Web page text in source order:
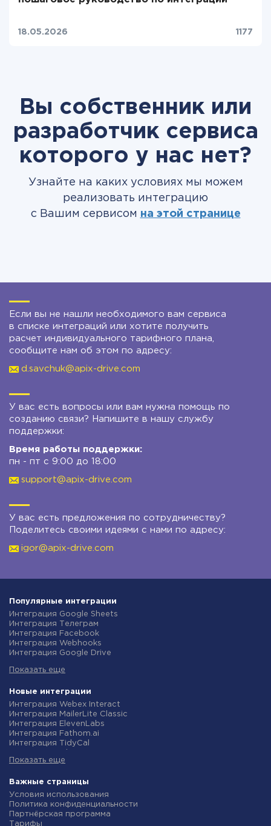
18.05.2026 1177
Вы собственник или
разработчик сервиса
которого у нас нет?
Узнайте на каких условиях мы можем
реализовать интеграцию
с Вашим сервисом на этой странице
Если вы не нашли необходимого вам сервиса
в списке интеграций или хотите получить
расчет индивидуального тарифного плана,
сообщите нам об этом по адресу:
d.savchuk@apix-drive.com
У вас есть вопросы или вам нужна помощь по
созданию связи? Напишите в нашу службу
поддержки:
Время работы поддержки:
пн - пт с 9:00 до 18:00
support@apix-drive.com
У вас есть предложения по сотрудничеству?
Поделитесь своими идеями с нами по адресу:
igor@apix-drive.com
Популярные интеграции
Интеграция Google Sheets
Интеграция Телеграм
Интеграция Facebook
Интеграция Webhooks
Интеграция Google Drive
Интеграция Gmail
Интеграция Новая Почта
Интеграция Binotel
Интеграция OpenAI (ChatGPT)
Интеграция Prom
Интеграция Приват24
Интеграция OLX
Интеграция TurboSMS
Интеграция SendPulse
Интеграция Stream Telecom
Интеграция Google Analytics
Интеграция Creatio
Интеграция Ringostat
Показать еще
Новые интеграции
Интеграция Webex Interact
Интеграция MailerLite Classic
Интеграция ElevenLabs
Интеграция Fathom.ai
Интеграция TidyCal
Интеграция Gist
Интеграция Straico
Интеграция Rows
Интеграция Firecrawl
Интеграция Binotel SmartCRM
Интеграция Perplexity AI
Показать еще
Важные страницы
Условия использования
Политика конфиденциальности
Партнёрская программа
Тарифы